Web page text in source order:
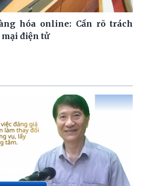
hóa online: Cần rõ trách
điện tử